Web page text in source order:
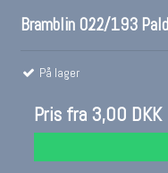
Bramblin 022/193
På lager
Pris fra 3,00 DKK